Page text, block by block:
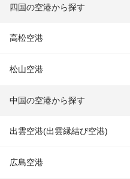
四国の空港から探す
高松空港
松山空港
中国の空港から探す
出雲空港(出雲縁結び空港)
広島空港